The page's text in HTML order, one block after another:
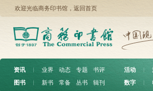
欢迎光临商务印书馆， 返回首页
资讯 ︱ 业界 动态 专题
书评
图书
︱ 新书 常备 丛书 辑刊
活动
数字